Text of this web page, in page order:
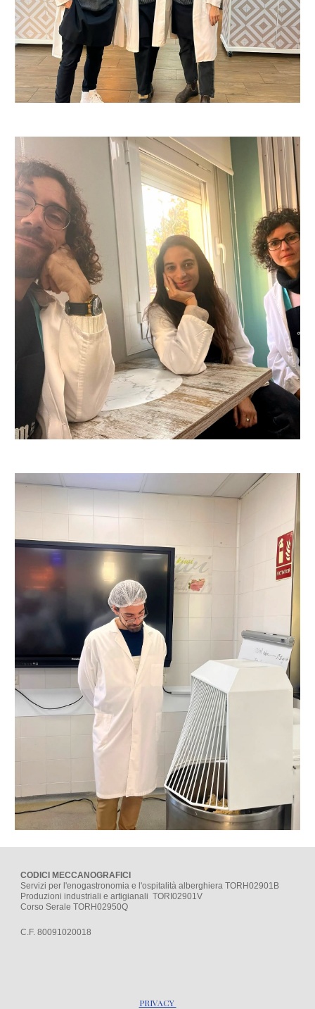
CODICI MECCANOGRAFICI
Servizi per l'enogastronomia e l'ospitalità alberghiera TORH02901B
Produzioni industriali e artigianali TORI02901V
Corso Serale TORH02950Q
C.F. 80091020018
PRIVACY